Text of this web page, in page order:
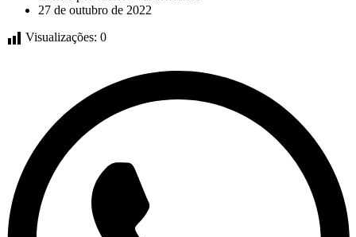
27 de outubro de 2022
Visualizações: 0